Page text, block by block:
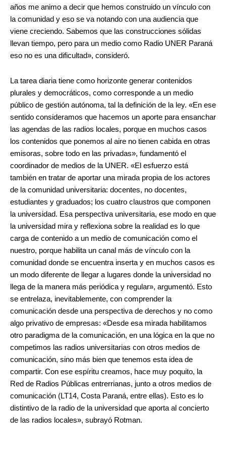
años me animo a decir que hemos construido un vínculo con
la comunidad y eso se va notando con una audiencia que
viene creciendo. Sabemos que las construcciones sólidas
llevan tiempo, pero para un medio como Radio UNER Paraná
eso no es una dificultad», consideró.
La tarea diaria tiene como horizonte generar contenidos
plurales y democráticos, como corresponde a un medio
público de gestión autónoma, tal la definición de la ley. «En ese
sentido consideramos que hacemos un aporte para ensanchar
las agendas de las radios locales, porque en muchos casos
los contenidos que ponemos al aire no tienen cabida en otras
emisoras, sobre todo en las privadas», fundamentó el
coordinador de medios de la UNER. «El esfuerzo está
también en tratar de aportar una mirada propia de los actores
de la comunidad universitaria: docentes, no docentes,
estudiantes y graduados; los cuatro claustros que componen
la universidad. Esa perspectiva universitaria, ese modo en que
la universidad mira y reflexiona sobre la realidad es lo que
carga de contenido a un medio de comunicación como el
nuestro, porque habilita un canal más de vínculo con la
comunidad donde se encuentra inserta y en muchos casos es
un modo diferente de llegar a lugares donde la universidad no
llega de la manera más periódica y regular», argumentó. Esto
se entrelaza, inevitablemente, con comprender la
comunicación desde una perspectiva de derechos y no como
algo privativo de empresas: «Desde esa mirada habilitamos
otro paradigma de la comunicación, en una lógica en la que no
competimos las radios universitarias con otros medios de
comunicación, sino más bien que tenemos esta idea de
compartir. Con ese espíritu creamos, hace muy poquito, la
Red de Radios Públicas entrerrianas, junto a otros medios de
comunicación (LT14, Costa Paraná, entre ellas). Esto es lo
distintivo de la radio de la universidad que aporta al concierto
de las radios locales», subrayó Rotman.